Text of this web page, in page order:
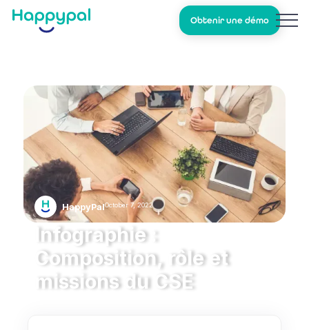
Obtenir une démo
Infographie :
Composition, rôle et
missions du CSE
HappyPalOctober 7, 2022